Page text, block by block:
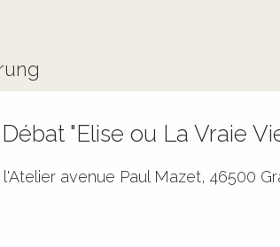
"Elise ou La Vraie
l'Atelier avenue Paul Mazet, 46500